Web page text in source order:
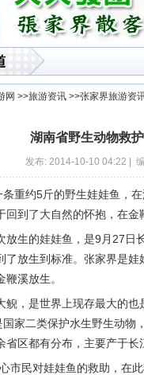
网 >>旅游资讯 >>张家界旅游资
湖南省野生动物救
发布: 2014-10-10 04:22 |
条重约5斤的野生娃娃鱼，
回到了大自然的怀抱，在金
放生的娃娃鱼，是9月27日
了放生到标准。张家界是
溪放生。
鲵，是世界上现存最大的
国家二类保护水生野生动
省区都有分布，主要产于长
市民对娃娃鱼的救助，在